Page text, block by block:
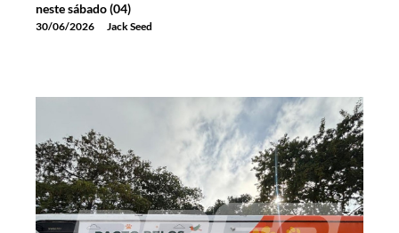
neste sábado (04)
30/06/2026 Jack Seed